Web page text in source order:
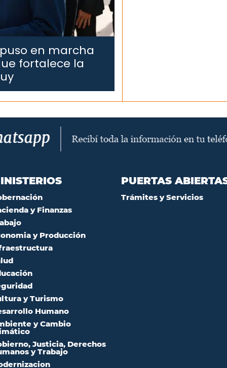
en marcha
fortalece la
y Finanzas
y Producción
y Turismo
Humano
y Cambio
Justicia, Derechos
y Trabajo
PUERTAS
Trámites y Servicios